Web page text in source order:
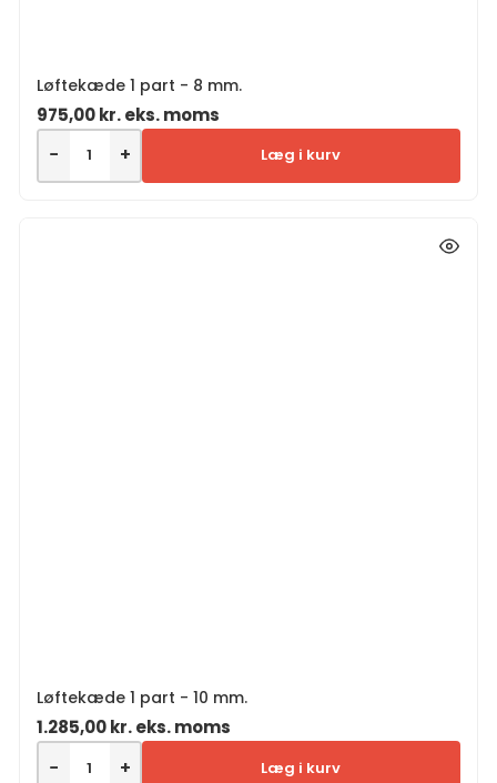
Løftekæde 1 part - 8 mm.
975,00kr.eks. moms
− + Læg i kurv
Løftekæde 1 part - 10 mm.
1.285,00kr.eks. moms
− + Læg i kurv